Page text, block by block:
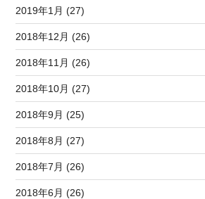
2019年1月 (27)
2018年12月 (26)
2018年11月 (26)
2018年10月 (27)
2018年9月 (25)
2018年8月 (27)
2018年7月 (26)
2018年6月 (26)